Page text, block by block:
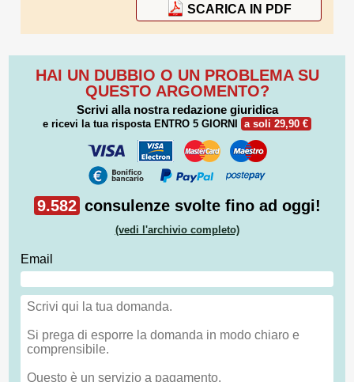
SCARICA IN PDF
HAI UN DUBBIO O UN PROBLEMA SU
QUESTO ARGOMENTO?
Scrivi alla nostra redazione giuridica
e ricevi la tua risposta ENTRO 5 GIORNI a soli 29,90 €
9.582 consulenze svolte fino ad oggi!
(vedi l'archivio completo)
Email